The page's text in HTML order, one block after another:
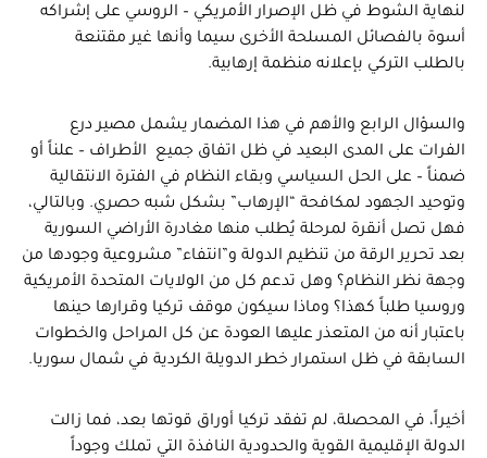
لنهاية الشوط في ظل الإصرار الأمريكي – الروسي على إشراكه
أسوة بالفصائل المسلحة الأخرى سيما وأنها غير مقتنعة
بالطلب التركي بإعلانه منظمة إرهابية.
والسؤال الرابع والأهم في هذا المضمار يشمل مصير درع
الفرات على المدى البعيد في ظل اتفاق جميع الأطراف – علناً أو
ضمناً – على الحل السياسي وبقاء النظام في الفترة الانتقالية
وتوحيد الجهود لمكافحة “الإرهاب” بشكل شبه حصري. وبالتالي،
فهل تصل أنقرة لمرحلة يُطلب منها مغادرة الأراضي السورية
بعد تحرير الرقة من تنظيم الدولة و”انتفاء” مشروعية وجودها من
وجهة نظر النظام؟ وهل تدعم كل من الولايات المتحدة الأمريكية
وروسيا طلباً كهذا؟ وماذا سيكون موقف تركيا وقرارها حينها
باعتبار أنه من المتعذر عليها العودة عن كل المراحل والخطوات
السابقة في ظل استمرار خطر الدويلة الكردية في شمال سوريا.
أخيراً، في المحصلة، لم تفقد تركيا أوراق قوتها بعد، فما زالت
الدولة الإقليمية القوية والحدودية النافذة التي تملك وجوداً